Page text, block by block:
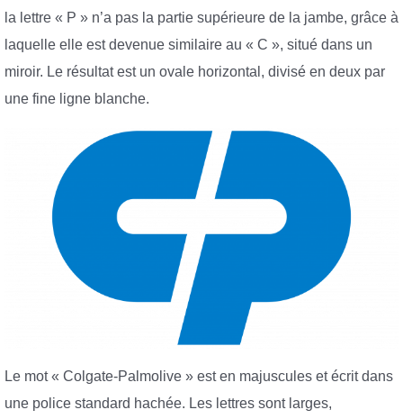
la lettre « P » n’a pas la partie supérieure de la jambe, grâce à
laquelle elle est devenue similaire au « C », situé dans un
miroir. Le résultat est un ovale horizontal, divisé en deux par
une fine ligne blanche.
Le mot « Colgate-Palmolive » est en majuscules et écrit dans
une police standard hachée. Les lettres sont larges,